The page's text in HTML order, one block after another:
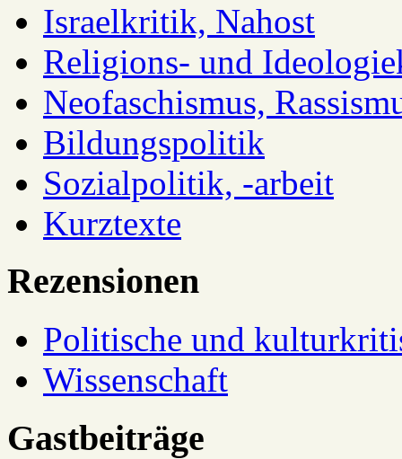
Israelkritik, Nahost
Religions- und
Neofaschismus,
Bildungspolitik
Sozialpolitik, -arbeit
Kurztexte
Rezensionen
Politische und
Wissenschaft
Gastbeiträge